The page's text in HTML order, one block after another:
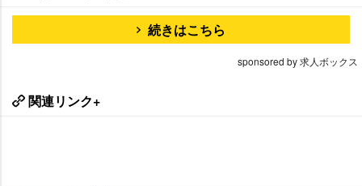
続きはこちら
sponsored by 求人ボックス
関連リンク+